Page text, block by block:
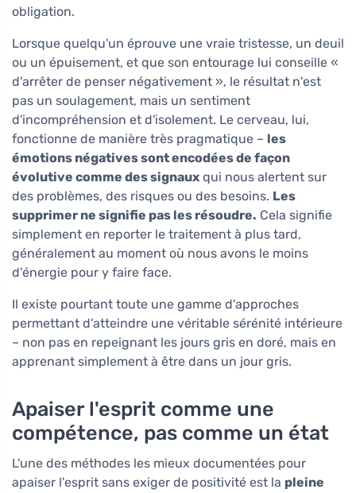
obligation.
Lorsque quelqu'un éprouve une vraie tristesse, un deuil
ou un épuisement, et que son entourage lui conseille «
d'arrêter de penser négativement », le résultat n'est
pas un soulagement, mais un sentiment
d'incompréhension et d'isolement. Le cerveau, lui,
fonctionne de manière très pragmatique – les
émotions négatives sont encodées de façon
évolutive comme des signaux qui nous alertent sur
des problèmes, des risques ou des besoins. Les
supprimer ne signifie pas les résoudre. Cela signifie
simplement en reporter le traitement à plus tard,
généralement au moment où nous avons le moins
d'énergie pour y faire face.
Il existe pourtant toute une gamme d'approches
permettant d'atteindre une véritable sérénité intérieure
– non pas en repeignant les jours gris en doré, mais en
apprenant simplement à être dans un jour gris.
Apaiser l'esprit comme une
compétence, pas comme un état
L'une des méthodes les mieux documentées pour
apaiser l'esprit sans exiger de positivité est la pleine